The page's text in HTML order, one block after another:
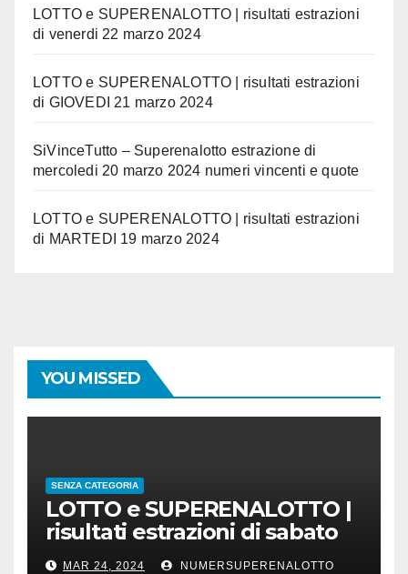
LOTTO e SUPERENALOTTO | risultati estrazioni
di venerdi 22 marzo 2024
LOTTO e SUPERENALOTTO | risultati estrazioni
di GIOVEDI 21 marzo 2024
SiVinceTutto – Superenalotto estrazione di
mercoledi 20 marzo 2024 numeri vincenti e quote
LOTTO e SUPERENALOTTO | risultati estrazioni
di MARTEDI 19 marzo 2024
YOU MISSED
SENZA CATEGORIA
LOTTO e SUPERENALOTTO |
risultati estrazioni di sabato
23 marzo 2024
MAR 24, 2024 NUMERSUPERENALOTTO